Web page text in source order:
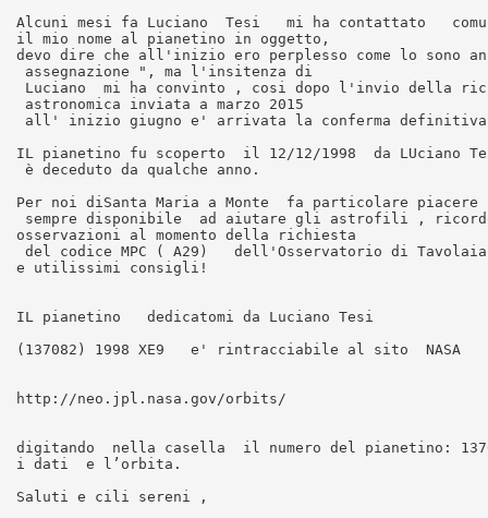
Alcuni mesi fa Luciano  Tesi   mi ha contattato
il mio nome al pianetino in oggetto,
devo dire che all'inizio ero perplesso come lo sono
assegnazione ", ma l'insitenza di
Luciano  mi ha convinto , cosi dopo l'invio della
astronomica inviata a marzo 2015
all' inizio giugno e' arrivata la conferma
IL pianetino fu scoperto  il 12/12/1998  da
è deceduto da qualche anno.
Per noi diSanta Maria a Monte  fa particolare
sempre disponibile  ad aiutare gli astrofili ,
osservazioni al momento della richiesta
del codice MPC ( A29)   dell'Osservatorio di
e utilissimi consigli!
IL pianetino   dedicatomi da Luciano Tesi
(137082) 1998 XE9   e' rintracciabile al sito  NASA
http://neo.jpl.nasa.gov/orbits/
digitando  nella casella  il numero del pianetino:
i dati  e l’orbita.